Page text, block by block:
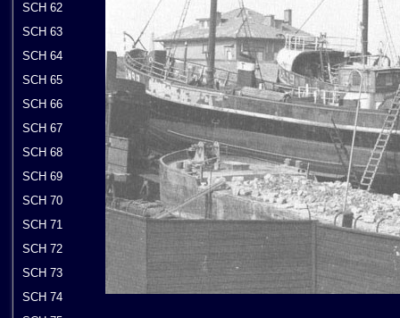
SCH 62
SCH 63
SCH 64
SCH 65
SCH 66
SCH 67
SCH 68
SCH 69
SCH 70
SCH 71
SCH 72
SCH 73
SCH 74